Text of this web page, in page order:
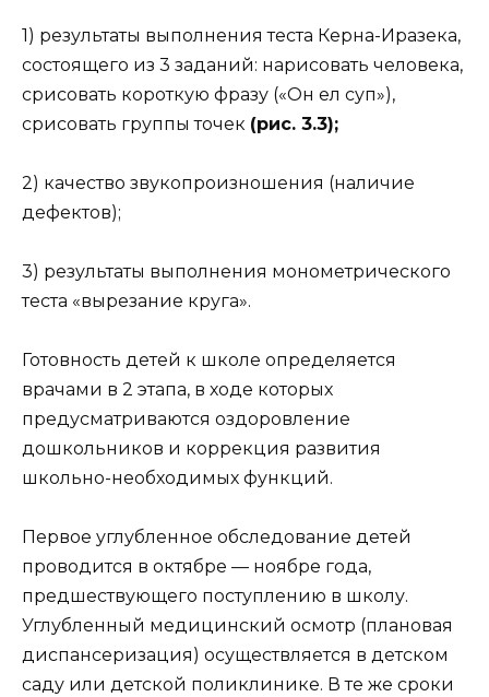
1) результаты выполнения теста Керна-Иразека,
состоящего из 3 заданий: нарисовать человека,
срисовать короткую фразу («Он ел суп»),
срисовать группы точек (рис. 3.3);
2) качество звукопроизношения (наличие
дефектов);
3) результаты выполнения монометрического
теста «вырезание круга».
Готовность детей к школе определяется
врачами в 2 этапа, в ходе которых
предусматриваются оздоровление
дошкольников и коррекция развития
школьно-необходимых функций.
Первое углубленное обследование детей
проводится в октябре — ноябре года,
предшествующего поступлению в школу.
Углубленный медицинский осмотр (плановая
диспансеризация) осуществляется в детском
саду или детской поликлинике. В те же сроки